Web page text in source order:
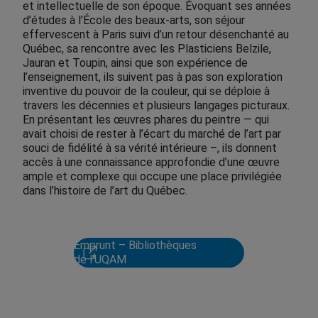
et intellectuelle de son époque. Évoquant ses années
d’études à l’École des beaux-arts, son séjour
effervescent à Paris suivi d’un retour désenchanté au
Québec, sa rencontre avec les Plasticiens Belzile,
Jauran et Toupin, ainsi que son expérience de
l’enseignement, ils suivent pas à pas son exploration
inventive du pouvoir de la couleur, qui se déploie à
travers les décennies et plusieurs langages picturaux.
En présentant les œuvres phares du peintre — qui
avait choisi de rester à l’écart du marché de l’art par
souci de fidélité à sa vérité intérieure –, ils donnent
accès à une connaissance approfondie d’une œuvre
ample et complexe qui occupe une place privilégiée
dans l’histoire de l’art du Québec.
Emprunt – Bibliothèques
de l'UQAM